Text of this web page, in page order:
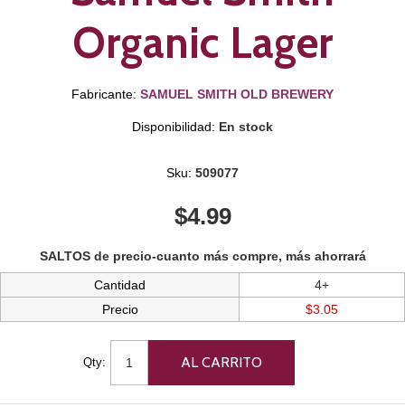
Organic Lager
Fabricante: SAMUEL SMITH OLD BREWERY
Disponibilidad: En stock
Sku: 509077
$4.99
SALTOS de precio-cuanto más compre, más ahorrará
Cantidad
4+
Precio
$3.05
Qty: